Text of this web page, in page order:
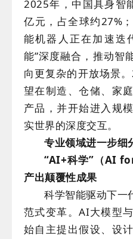
2025年，中国具身智
亿元，占全球约27%
能机器人正在加速迭
能”深度融合，推动智
向更复杂的开放场景
望在制造、仓储、家
产品，并开始进入规
实世界的深度交互。
专业领域进一步细
“AI+科学”（AI
产出颠覆性成果
科学智能驱动下一
范式变革。AI大模型
始自主提出假设、设